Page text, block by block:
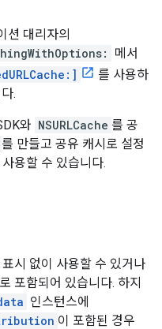
션 대리자의
메서
를 사용하
.
와 NSURLCache 를 공
를 만들고 공유 캐시로 설정
용할 수 있습니다.
시 없이 사용할 수 있거나
포함되어 있습니다. 하지
인스턴스에
이 포함된 경우